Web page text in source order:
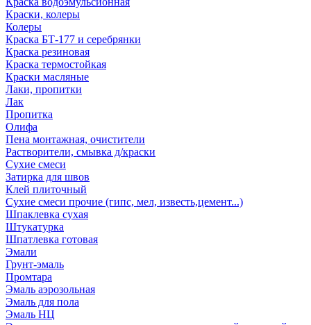
Краски, колеры
Колеры
Краска БТ-177 и серебрянки
Краска резиновая
Краска термостойкая
Краски масляные
Лаки, пропитки
Лак
Пропитка
Олифа
Пена монтажная, очистители
Растворители, смывка д/краски
Сухие смеси
Затирка для швов
Клей плиточный
Сухие смеси прочие (гипс, мел, известь,цемент...)
Шпаклевка сухая
Штукатурка
Шпатлевка готовая
Эмали
Грунт-эмаль
Промтара
Эмаль аэрозольная
Эмаль для пола
Эмаль НЦ